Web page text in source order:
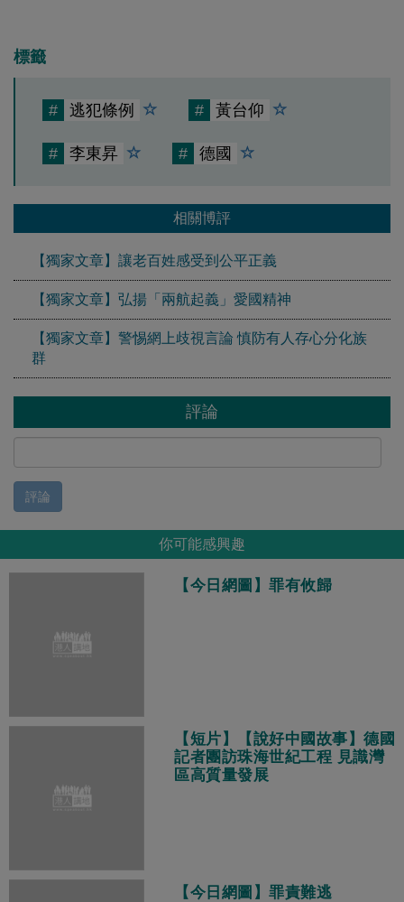
標籤
# 逃犯條例 # 黃台仰
# 李東昇 # 德國
相關博評
【獨家文章】讓老百姓感受到公平正義
【獨家文章】弘揚「兩航起義」愛國精神
【獨家文章】警惕網上歧視言論 慎防有人存心分化族
群
評論
評論
你可能感興趣
【今日網圖】罪有攸歸
【短片】【說好中國故事】德國
記者團訪珠海世紀工程 見識灣
區高質量發展
【今日網圖】罪責難逃